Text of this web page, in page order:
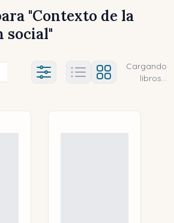
"Contexto de la
social"
Título (a-z) Título (z-a)
Ajustes abierto
Cargando
libros...